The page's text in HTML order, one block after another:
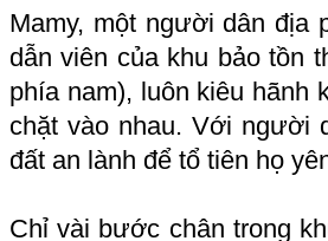
Mamy, một người dân địa
dẫn viên của khu bảo tồn
phía nam), luôn kiêu hãnh
chặt vào nhau. Với người
đất an lành để tổ tiên họ
Chỉ vài bước chân trong